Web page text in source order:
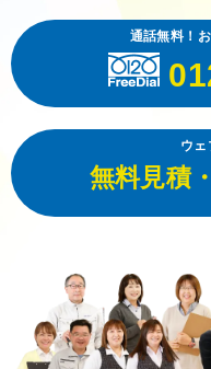
通話無料！
ウェ
無料見積